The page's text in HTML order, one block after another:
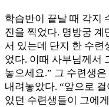
학습반이 끝날 때 각지
진을 찍었다. 명방궁
서 있는데 단지 한 수련
었다. 이때 사부님께서
놓으세요.” 그 수련생
내려놓았다. “앞으로
있던 수련생들이 그에